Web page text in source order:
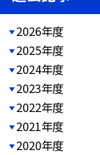
2026年度
2025年度
2024年度
2023年度
2022年度
2021年度
2020年度